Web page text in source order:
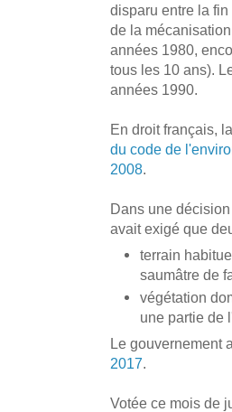
disparu entre la
de la
années 1980,
tous les 10 ans).
années 1990.
En droit français,
du code de
2008.
Dans une
avait exigé que
terrain
saumâtre de
végétation
une partie de
Le gouvernement
2017.
Votée ce mois de